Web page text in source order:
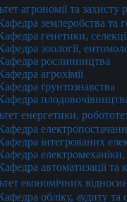
агрономії та захисту
землеробства та
генетики,
зоології,
рослинництва
агрохімії
ґрунтознавства
енергетики,
інтегрованих
електромеханіки,
автоматизації та
економічних
обліку, аудиту та